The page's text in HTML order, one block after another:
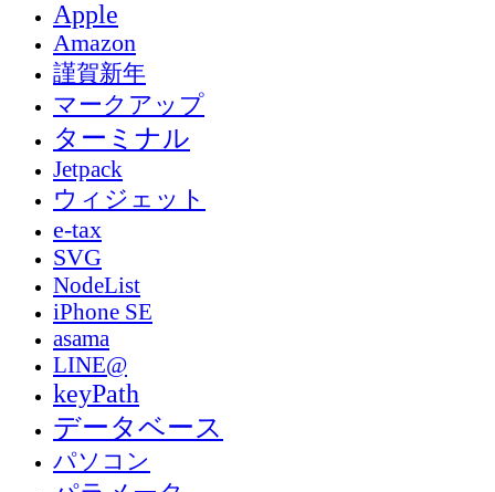
Apple
Amazon
謹賀新年
マークアップ
ターミナル
Jetpack
ウィジェット
e-tax
SVG
NodeList
iPhone SE
asama
LINE@
keyPath
データベース
パソコン